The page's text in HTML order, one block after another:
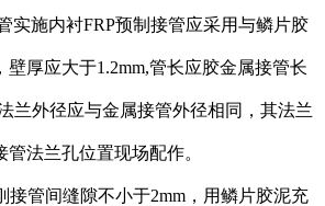
实施内衬FRP预制接管应采用与鳞片胶
厚应大于1.2mm,管长应胶金属接管长
兰外径应与金属接管外径相同，其法兰
法兰孔位置现场配作。
接管间缝隙不小于2mm，用鳞片胶泥充